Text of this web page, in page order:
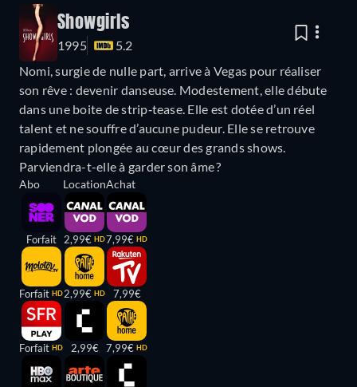
Showgirls
1995
5.2
Nomi, surgie de nulle part, arrive à Vegas pour réaliser
son rêve : devenir danseuse. Modestement, elle débute
dans une boite de strip‐tease. Elle est dotée d’un réel
talent et ne souffre d’aucune pudeur. Elle se retrouve
rapidement plongée au cœur des grands shows.
Parviendra-t-elle à garder son âme ?
Abo
Forfait
Forfait HD
Forfait HD
Location
2,99€ HD
2,99€ HD
2,99€
Achat
7,99€ HD
7,99€
7,99€ HD